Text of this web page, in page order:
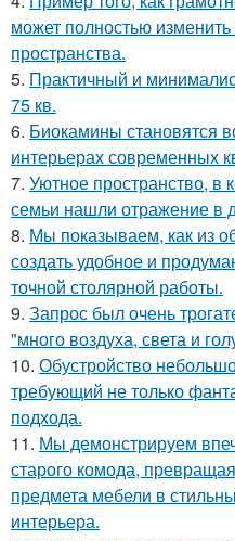
может полностью
пространства.
5. Практичный и
75 кв.
6. Биокамины становятся
интерьерах современных
7. Уютное пространство, в
семьи нашли отражение в
8. Мы показываем, как из
создать удобное и
точной столярной работы.
9. Запрос был очень
"много воздуха, света и
10. Обустройство
требующий не только
подхода.
11. Мы демонстрируем
старого комода,
предмета мебели в
интерьера.